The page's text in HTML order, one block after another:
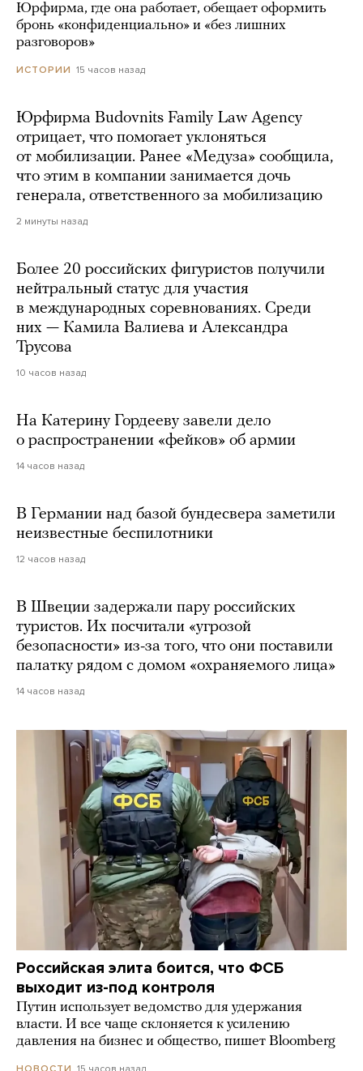
Юрфирма, где она работает, обещает оформить
бронь «конфиденциально» и «без лишних
разговоров»
ИСТОРИИ 15 часов назад
Юрфирма Budovnits Family Law Agency
отрицает, что помогает уклоняться
от мобилизации. Ранее «Медуза» сообщила,
что этим в компании занимается дочь
генерала, ответственного за мобилизацию
2 минуты назад
Более 20 российских фигуристов получили
нейтральный статус для участия
в международных соревнованиях. Среди
них — Камила Валиева и Александра
Трусова
10 часов назад
На Катерину Гордееву завели дело
о распространении «фейков» об армии
14 часов назад
В Германии над базой бундесвера заметили
неизвестные беспилотники
12 часов назад
В Швеции задержали пару российских
туристов. Их посчитали «угрозой
безопасности» из-за того, что они поставили
палатку рядом с домом «охраняемого лица»
14 часов назад
Российская элита боится, что ФСБ
выходит из-под контроля
Путин использует ведомство для удержания
власти. И все чаще склоняется к усилению
давления на бизнес и общество, пишет Bloomberg
15 часов назад